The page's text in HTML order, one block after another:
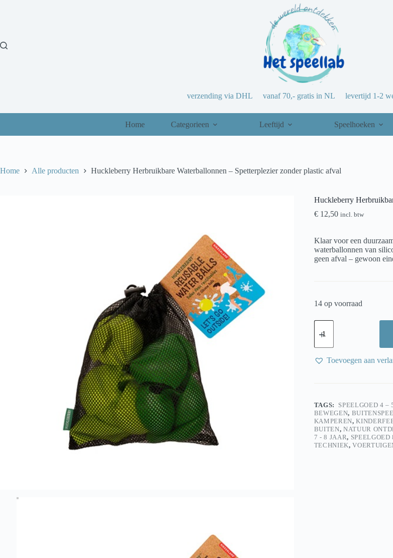
verzending via DHL vanaf 70,- gratis in NL levertijd 1-2
Home Categorieen Leeftijd Speelhoeken
Home Alle producten Huckleberry Herbruikbare Waterballonnen – Spetterplezier zonder plastic afval
Huckleberry
€12,50 incl. btw
Klaar voor een
waterballonnen van
geen afval – gewoon
14 op voorraad
Huckleberry
Herbruikbare
–
Spetterplezier
zonder
Toevoegen aan
TAGS: SPEELGOED 4 –
BEWEGEN,
KAMPEREN,
BUITEN,NATUUR
7 - 8 JAAR,
TECHNIEK,